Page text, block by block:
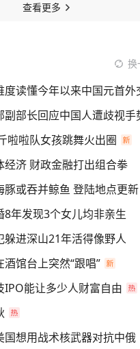
查看更多
换
度读懂今年以来中国元首外
副部长回应中国人遭歧视手
啦啦队女孩跳舞火出圈
经济 财政金融打出组合拳
豚或吞并鲸鱼 登陆地点更新
8年发现3个女儿均非亲生
躲进深山21年活得像野人
酒馆台上突然“跟唱”
IPO能让多少人财富自由
国想用战术核武器对抗中俄